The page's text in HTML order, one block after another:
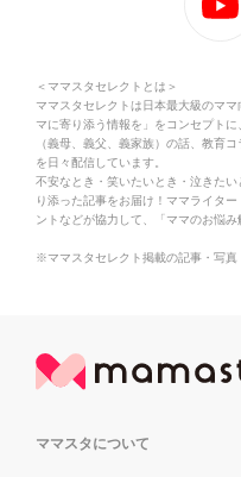
＜ママスタセレクトとは＞
ママスタセレクトは日本最大級のマ
マに寄り添う情報を」をコンセプト
（義母、義父、義家族）の話、教育
を日々配信しています。
不安なとき・笑いたいとき・泣きた
り添った記事をお届け！ママライタ
ントなどが協力して、「ママのお悩み
※ママスタセレクト掲載の記事・写真
ママスタについて